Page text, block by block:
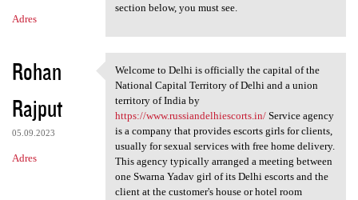
Adres
section below, you must see.
Rohan
Rajput
05.09.2023
Adres
Welcome to Delhi is
Welcome to Delhi is officially the capital of the
National Capital Territory of Delhi and a union
territory of India by
https://www.russiandelhiescorts.in/Service agency
is a company that provides escorts girls for clients,
usually for sexual services with free home delivery.
This agency typically arranged a meeting between
one Swarna Yadav girl of its Delhi escorts and the
client at the customer's house or hotel room